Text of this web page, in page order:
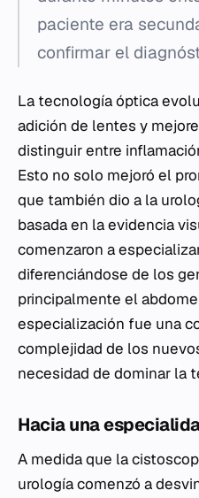
paciente era
confirmar el
La tecnología óptica
adición de lentes y
distinguir entre
Esto no solo mejoró el
que también dio a la
basada en la evidencia
comenzaron a
diferenciándose de los
principalmente el
especialización fue una
complejidad de los
necesidad de dominar la
Hacia una
A medida que la
urología comenzó a